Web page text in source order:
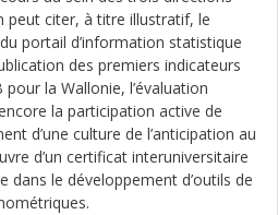
peut citer, à titre illustratif, le
portail d’information statistique
des premiers indicateurs
la Wallonie, l’évaluation
la participation active de
d’une culture de l’anticipation au
d’un certificat interuniversitaire
dans le développement d’outils de